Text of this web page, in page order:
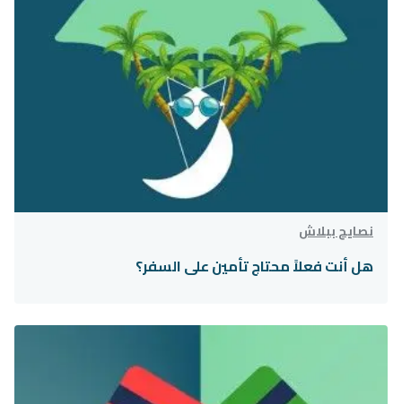
نصايح ببلاش
هل أنت فعلاً محتاج تأمين على السفر؟